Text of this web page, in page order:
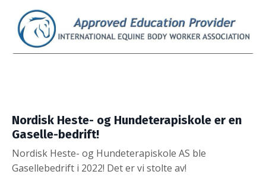
Nordisk Heste- og Hundeterapiskole er en
Gaselle-bedrift!
Nordisk Heste- og Hundeterapiskole AS ble
Gasellebedrift i 2022! Det er vi stolte av!